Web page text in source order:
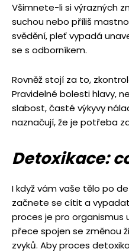
Všimnete-li si výrazných
suchou nebo příliš
svědění, pleť vypadá
se s odborníkem.
Rovněž stojí za to,
Pravidelné bolesti hlavy,
slabost, časté výkyvy
naznačují, že je potřeba
Detoxikace:
I když vám vaše tělo po
začnete se cítit a
proces je pro
přece spojen se změnou
zvyků. Aby proces